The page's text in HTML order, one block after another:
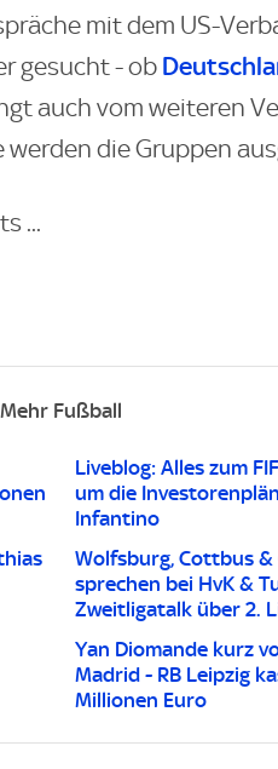
mit dem US-
gesucht - ob
auch vom weiteren
die Gruppen
...
Mehr Fußball
Liveblog: Alles zum
um die
Infantino
Wolfsburg, Cottbus &
sprechen bei HvK &
Zweitligatalk über 2.
Yan Diomande kurz
Madrid - RB Leipzig
Millionen Euro